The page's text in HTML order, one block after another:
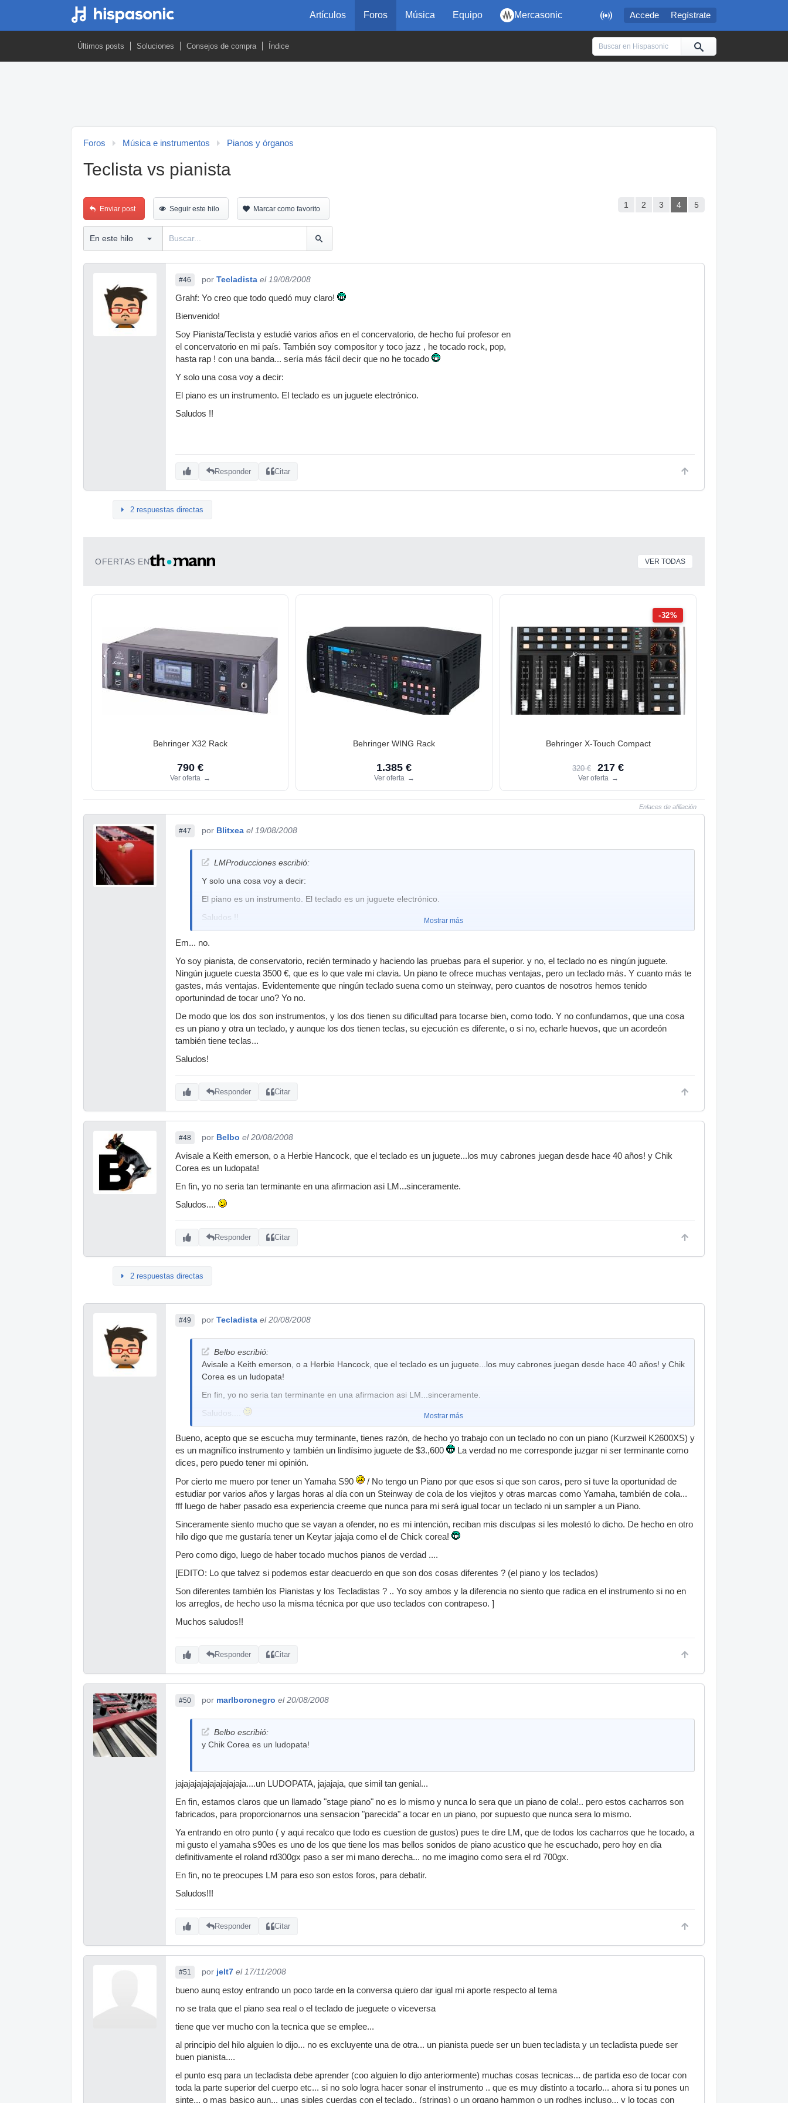
 Accede Regístrate
Artículos Foros Música Equipo Mercasonic
Últimos posts Soluciones Consejos de compra Índice
Foros Música e instrumentos Pianos y órganos
Teclista vs pianista
1 2 3 4 5
Enviar post Seguir este hilo Marcar como favorito
#46 por Tecladista el 19/08/2008
Grahf: Yo creo que todo quedó muy claro!
Bienvenido!
Soy Pianista/Teclista y estudié varios años en el concervatorio, de hecho fuí profesor en
el concervatorio en mi país. También soy compositor y toco jazz , he tocado rock, pop,
hasta rap ! con una banda... sería más fácil decir que no he tocado
Y solo una cosa voy a decir:
El piano es un instrumento. El teclado es un juguete electrónico.
Saludos !!
Responder Citar
2 respuestas directas
OFERTAS EN VER TODAS
Behringer X32 Rack
790 €
Ver oferta →
Behringer WING Rack
1.385 €
Ver oferta →
-32%
Behringer X-Touch Compact
320 € 217 €
Ver oferta →
Enlaces de afiliación
#47 por Blitxea el 19/08/2008
LMProducciones escribió:
Y solo una cosa voy a decir:
El piano es un instrumento. El teclado es un juguete electrónico.
Saludos !!
Mostrar más
Em... no.
Yo soy pianista, de conservatorio, recién terminado y haciendo las pruebas para el superior. y no, el teclado no es ningún juguete.
Ningún juguete cuesta 3500 €, que es lo que vale mi clavia. Un piano te ofrece muchas ventajas, pero un teclado más. Y cuanto más te
gastes, más ventajas. Evidentemente que ningún teclado suena como un steinway, pero cuantos de nosotros hemos tenido
oportunindad de tocar uno? Yo no.
De modo que los dos son instrumentos, y los dos tienen su dificultad para tocarse bien, como todo. Y no confundamos, que una cosa
es un piano y otra un teclado, y aunque los dos tienen teclas, su ejecución es diferente, o si no, echarle huevos, que un acordeón
también tiene teclas...
Saludos!
Responder Citar
#48 por Belbo el 20/08/2008
Avisale a Keith emerson, o a Herbie Hancock, que el teclado es un juguete...los muy cabrones juegan desde hace 40 años! y Chik
Corea es un ludopata!
En fin, yo no seria tan terminante en una afirmacion asi LM...sinceramente.
Saludos....
Responder Citar
2 respuestas directas
#49 por Tecladista el 20/08/2008
Belbo escribió:
Avisale a Keith emerson, o a Herbie Hancock, que el teclado es un juguete...los muy cabrones juegan desde hace 40 años! y Chik
Corea es un ludopata!
En fin, yo no seria tan terminante en una afirmacion asi LM...sinceramente.
Saludos....
Mostrar más
Bueno, acepto que se escucha muy terminante, tienes razón, de hecho yo trabajo con un teclado no con un piano (Kurzweil K2600XS) y
es un magnífico instrumento y también un lindísimo juguete de $3.,600
La verdad no me corresponde juzgar ni ser terminante como
dices, pero puedo tener mi opinión.
Por cierto me muero por tener un Yamaha S90
/ No tengo un Piano por que esos si que son caros, pero si tuve la oportunidad de
estudiar por varios años y largas horas al día con un Steinway de cola de los viejitos y otras marcas como Yamaha, también de cola...
fff luego de haber pasado esa experiencia creeme que nunca para mi será igual tocar un teclado ni un sampler a un Piano.
Sinceramente siento mucho que se vayan a ofender, no es mi intención, reciban mis disculpas si les molestó lo dicho. De hecho en otro
hilo digo que me gustaría tener un Keytar jajaja como el de Chick corea!
Pero como digo, luego de haber tocado muchos pianos de verdad ....
[EDITO: Lo que talvez si podemos estar deacuerdo en que son dos cosas diferentes ? (el piano y los teclados)
Son diferentes también los Pianistas y los Tecladistas ? .. Yo soy ambos y la diferencia no siento que radica en el instrumento si no en
los arreglos, de hecho uso la misma técnica por que uso teclados con contrapeso. ]
Muchos saludos!!
Responder Citar
#50 por marlboronegro el 20/08/2008
Belbo escribió:
y Chik Corea es un ludopata!
jajajajajajajajajajaja....un LUDOPATA, jajajaja, que simil tan genial...
En fin, estamos claros que un llamado "stage piano" no es lo mismo y nunca lo sera que un piano de cola!.. pero estos cacharros son
fabricados, para proporcionarnos una sensacion "parecida" a tocar en un piano, por supuesto que nunca sera lo mismo.
Ya entrando en otro punto ( y aqui recalco que todo es cuestion de gustos) pues te dire LM, que de todos los cacharros que he tocado, a
mi gusto el yamaha s90es es uno de los que tiene los mas bellos sonidos de piano acustico que he escuchado, pero hoy en dia
definitivamente el roland rd300gx paso a ser mi mano derecha... no me imagino como sera el rd 700gx.
En fin, no te preocupes LM para eso son estos foros, para debatir.
Saludos!!!
Responder Citar
#51 por jelt7 el 17/11/2008
bueno aunq estoy entrando un poco tarde en la conversa quiero dar igual mi aporte respecto al tema
no se trata que el piano sea real o el teclado de jueguete o viceversa
tiene que ver mucho con la tecnica que se emplee...
al principio del hilo alguien lo dijo... no es excluyente una de otra... un pianista puede ser un buen tecladista y un tecladista puede ser
buen pianista....
el punto esq para un tecladista debe aprender (coo alguien lo dijo anteriormente) muchas cosas tecnicas... de partida eso de tocar con
toda la parte superior del cuerpo etc... si no solo logra hacer sonar el instrumento .. que es muy distinto a tocarlo... ahora si tu pones un
sinte... o mas basico aun... unas siples cuerdas con el teclado.. (strings) o un organo hammon o un rodhes incluso... y lo tocas con